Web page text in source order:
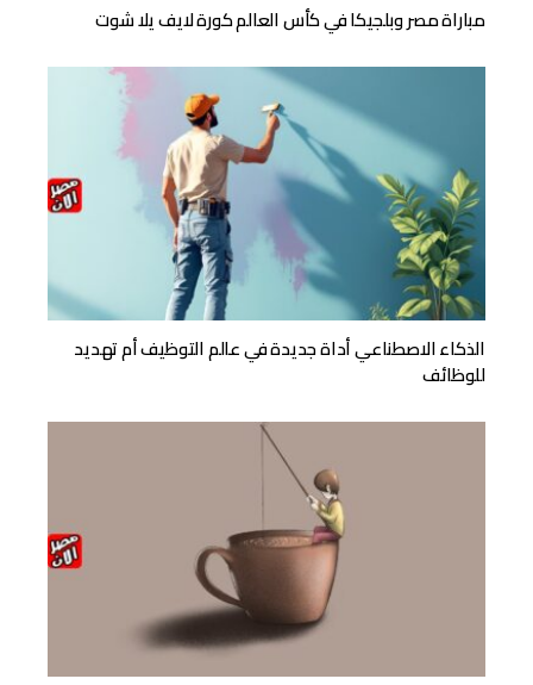
مباراة مصر وبلجيكا في كأس العالم كورة لايف يلا شوت
الذكاء الاصطناعي أداة جديدة في عالم التوظيف أم تهديد
للوظائف